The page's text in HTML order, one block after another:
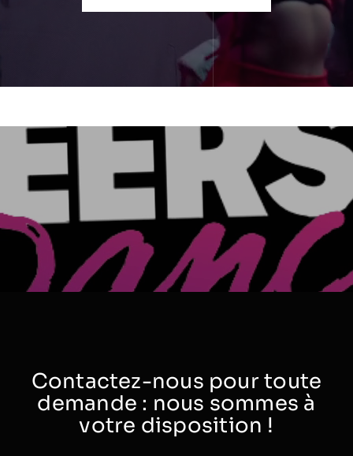
Contactez-nous pour toute
demande : nous sommes à
votre disposition !